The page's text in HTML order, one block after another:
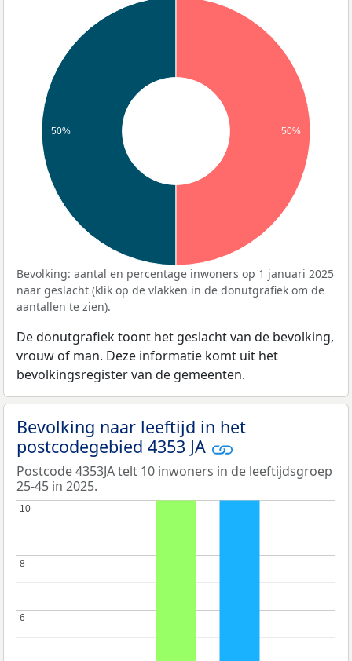
50% 50%
Bevolking: aantal en percentage inwoners op 1 januari 2025
naar geslacht (klik op de vlakken in de donutgrafiek om de
aantallen te zien).
De donutgrafiek toont het geslacht van de bevolking,
vrouw of man. Deze informatie komt uit het
bevolkingsregister van de gemeenten.
Bevolking naar leeftijd in het
postcodegebied 4353 JA
Postcode 4353JA telt 10 inwoners in de leeftijdsgroep
25-45 in 2025.
6
6
8
8
10
10